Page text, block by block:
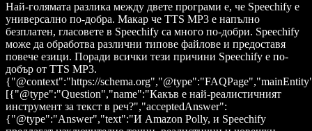
Най-голямата разлика между двете програми е, че Speechify е
универсално по-добра. Макар че TTS MP3 е напълно
безплатен, гласовете в Speechify са много по-добри. Speechify
може да обработва различни типове файлове и предоставя
повече езици. Поради всички тези причини Speechify е по-
добър от TTS MP3.
{"@context":"https://
[{"@type":"Question","name":"Какъв е най-реалистичният
инструмент за текст в реч?","acceptedAnswer":
{"@type":"Answer","text":"И Amazon Polly, и Speechify